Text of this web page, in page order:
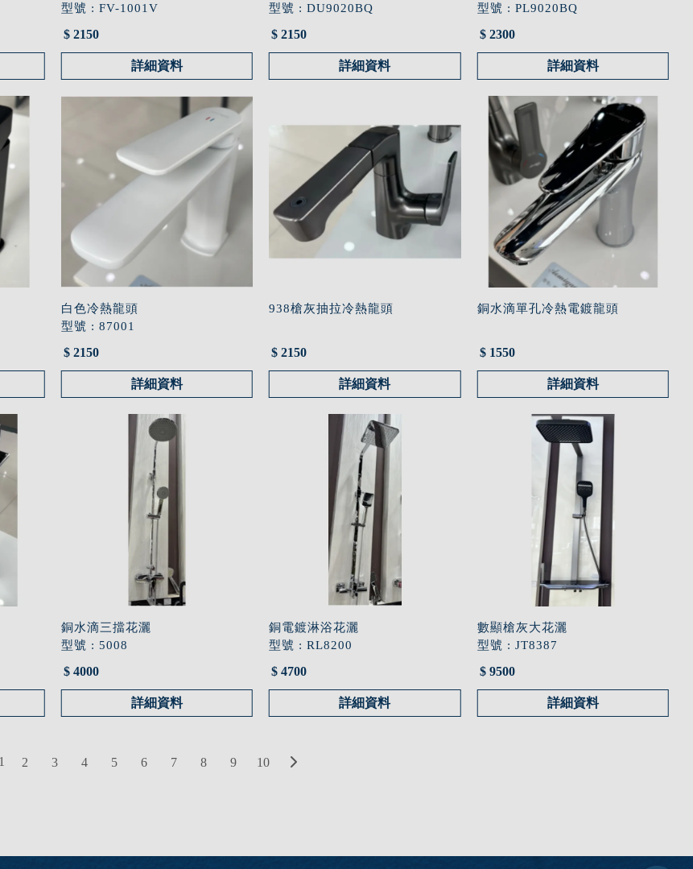
型號 : FV-1001V
$ 2150
詳細資料
型號 : DU9020BQ
$ 2150
詳細資料
型號 : PL9020BQ
$ 2300
詳細資料
白色冷熱龍頭
型號 : 87001
$ 2150
詳細資料
938槍灰抽拉冷熱龍頭
$ 2150
詳細資料
銅水滴單孔冷熱電鍍龍頭
$ 1550
詳細資料
銅水滴三擋花灑
型號 : 5008
$ 4000
詳細資料
銅電鍍淋浴花灑
型號 : RL8200
$ 4700
詳細資料
數顯槍灰大花灑
型號 : JT8387
$ 9500
詳細資料
1 2 3 4 5 6 7 8 9 10